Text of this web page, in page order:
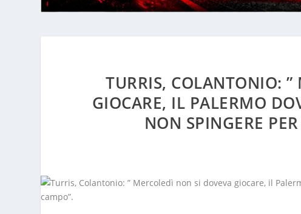
TURRIS, COLANTONIO:
GIOCARE, IL PALERMO
NON SPINGERE